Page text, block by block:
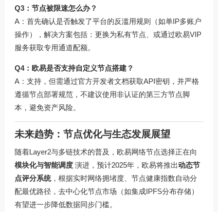
Q3：节点被限速怎么办？
A：首先确认是否触发了平台的反滥用规则（如单IP多账户
操作），解决方案包括：更换为私有节点、或通过欧易VIP
服务获取专用通道配额。
Q4：欧易是否支持自定义节点搭建？
A：支持，但需通过官方开发者文档获取API密钥，并严格
遵循节点部署规范，不建议使用非认证的第三方节点脚
本，避免资产风险。
未来趋势：节点优化与生态发展展望
随着Layer2与多链技术的普及，欧易网络节点选择正在向
模块化与智能调度 演进，预计2025年，欧易将推出动态节
点评分系统，根据实时网络拥堵度、节点健康指数自动分
配最优路径，去中心化节点市场（如集成IPFS分布存储）
有望进一步降低数据同步门槛。